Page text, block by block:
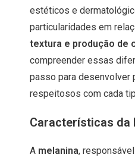
estéticos e
particularidades em
textura e produção de
compreender essas
passo para
respeitosos com cada
Características da
A melanina,